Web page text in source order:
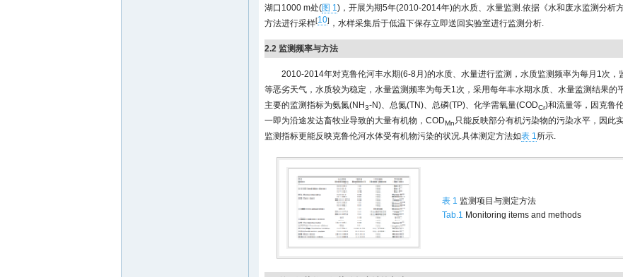
湖口1000 m处(图 1)，开展为期5年(2010-2014年)的水质、水量监测.依据《水和废水监测分析
方法进行采样[10] ，水样采集后于低温下保存立即送回实验室进行监测分析.
2.2 监测频率与方法
2010-2014年对克鲁伦河丰水期(6-8月)的水质、水量进行监测，水质监测频率为每月1次，
等恶劣天气，水质较为稳定，水量监测频率为每天1次，采用每年丰水期水质、水量监测结果的
主要的监测指标为氨氮(NH3-N)、总氮(TN)、总磷(TP)、化学需氧量(CODCr)和流量等，因克鲁
一即为沿途发达畜牧业导致的大量有机物，CODMn只能反映部分有机污染物的污染水平，因此
监测指标更能反映克鲁伦河水体受有机物污染的状况.具体测定方法如表 1所示.
表 1 监测项目与测定方法
Tab.1 Monitoring items and methods